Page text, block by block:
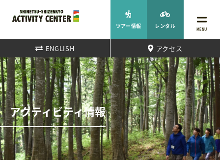
MENU
ツアー情報 レンタル
ENGLISH アクセス
アクティビティ情報